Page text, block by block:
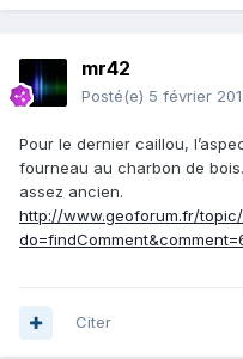
mr42
Posté(e) 5 février
Pour le dernier caillou,
fourneau au charbon de
assez ancien.
http://www.geoforum.fr/
Citer